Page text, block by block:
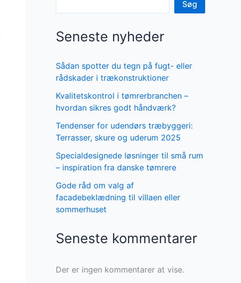
Søg
Seneste nyheder
Sådan spotter du tegn på fugt- eller
rådskader i trækonstruktioner
Kvalitetskontrol i tømrerbranchen –
hvordan sikres godt håndværk?
Tendenser for udendørs træbyggeri:
Terrasser, skure og uderum 2025
Specialdesignede løsninger til små rum
– inspiration fra danske tømrere
Gode råd om valg af
facadebeklædning til villaen eller
sommerhuset
Seneste kommentarer
Der er ingen kommentarer at vise.